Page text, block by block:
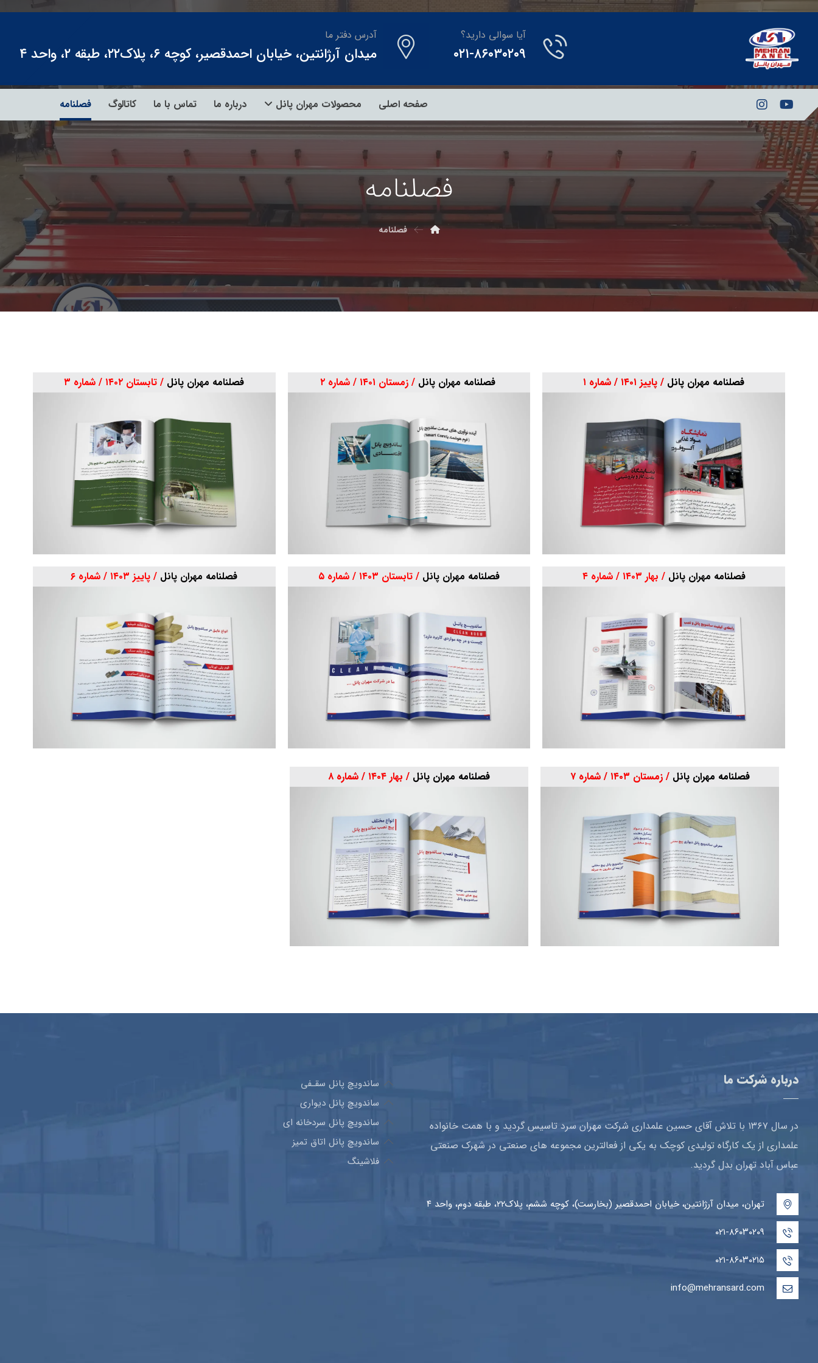
آدرس دفتر ما
میدان آرژانتین، خیابان احمدقصیر، کوچه ۶، پلاک۲۲، طبقه ۲، واحد ۴
آیا سوالی دارید؟
۰۲۱-۸۶۰۳۰۲۰۹
صفحه اصلی محصولات مهران پانل درباره ما تماس با ما کاتالوگ فصلنامه
فصلنامه
فصلنامه
فصلنامه مهران پانل / پاییز ۱۴۰۱ / شماره ۱ فصلنامه مهران پانل / زمستان ۱۴۰۱ / شماره ۲ فصلنامه مهران پانل / تابستان ۱۴۰۲ / شماره ۳
فصلنامه مهران پانل / بهار ۱۴۰۳ / شماره ۴ فصلنامه مهران پانل / تابستان ۱۴۰۳ / شماره ۵ فصلنامه مهران پانل / پاییز ۱۴۰۳ / شماره ۶
فصلنامه مهران پانل / زمستان ۱۴۰۳ / شماره ۷ فصلنامه مهران پانل / بهار ۱۴۰۴ / شماره ۸
درباره شرکت ما
در سال ۱۳۶۷ با تلاش آقای حسین علمداری شرکت مهران سرد تاسیس گردید و با همت خانواده
علمداری از یک کارگاه تولیدی کوچک به یکی از فعالترین مجموعه های صنعتی در شهرک صنعتی
عباس آباد تهران بدل گردید.
تهران، میدان آرژانتین، خیابان احمدقصیر (بخارست)، کوچه ششم، پلاک۲۲، طبقه دوم، واحد ۴
۰۲۱-۸۶۰۳۰۲۰۹
۰۲۱-۸۶۰۳۰۲۱۵
info@mehransard.com
ساندویچ پانل سقـفی
ساندویچ پانل دیواری
ساندویچ پانل سردخانه ای
ساندویچ پانل اتاق تمیز
فلاشینگ